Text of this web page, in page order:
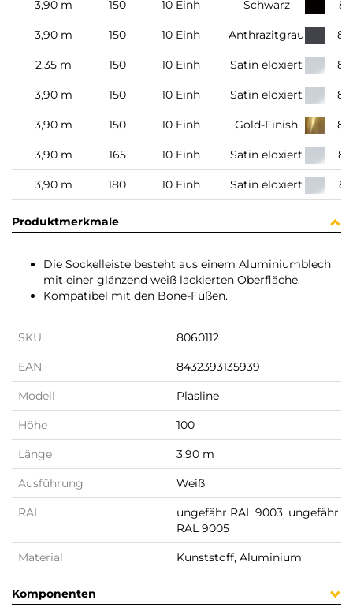
3,90 m 150 10 Einh Schwarz
3,90 m 150 10 Einh Anthrazitgrau
2,35 m 150 10 Einh Satin eloxiert
3,90 m 150 10 Einh Satin eloxiert
3,90 m 150 10 Einh Gold-Finish
3,90 m 165 10 Einh Satin eloxiert
3,90 m 180 10 Einh Satin eloxiert
Produktmerkmale
Die Sockelleiste besteht aus einem Aluminiumblech
mit einer glänzend weiß lackierten Oberfläche.
Kompatibel mit den Bone-Füßen.
SKU 8060112
EAN 8432393135939
Modell Plasline
Höhe 100
Länge 3,90 m
Ausführung Weiß
RAL
ungefähr RAL 9003, ungefähr
RAL 9005
Material Kunststoff, Aluminium
Komponenten